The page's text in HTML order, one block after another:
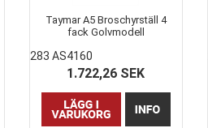
Taymar A5 Broschyrställ 4
fack Golvmodell
283 AS4160
1.722,26 SEK